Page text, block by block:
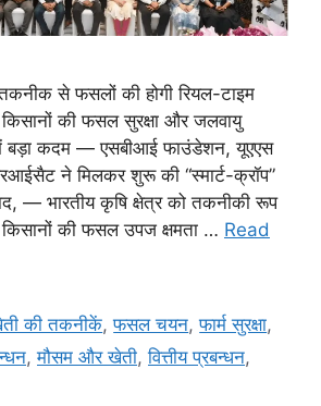
से फसलों की होगी रियल-टाइम
की फसल सुरक्षा और जलवायु
बड़ा कदम — एसबीआई फाउंडेशन, यूएएस
ने मिलकर शुरू की “स्मार्ट-क्रॉप”
— भारतीय कृषि क्षेत्र को तकनीकी रूप
की फसल उपज क्षमता … Read
की तकनीकें,फसल चयन,फार्म सुरक्षा,
,मौसम और खेती,वित्तीय प्रबन्धन,